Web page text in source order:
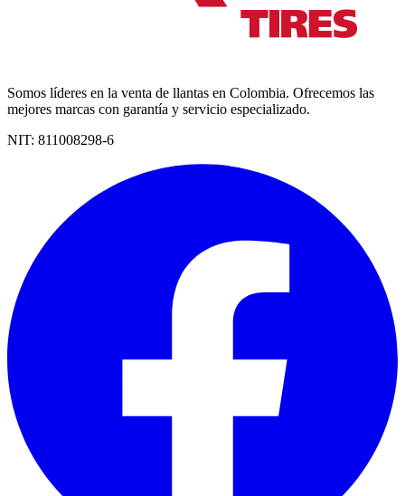
Somos líderes en la venta de llantas en Colombia. Ofrecemos las
mejores marcas con garantía y servicio especializado.
NIT: 811008298-6